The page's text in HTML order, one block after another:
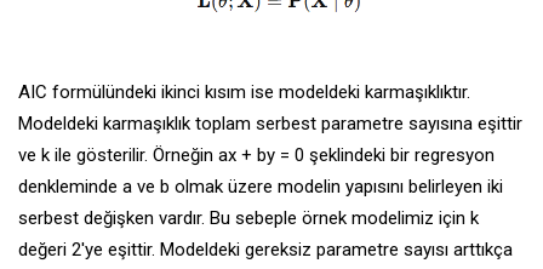
AIC formülündeki ikinci kısım ise modeldeki karmaşıklıktır.
Modeldeki karmaşıklık toplam serbest parametre sayısına eşittir
ve k ile gösterilir. Örneğin ax + by = 0 şeklindeki bir regresyon
denkleminde a ve b olmak üzere modelin yapısını belirleyen iki
serbest değişken vardır. Bu sebeple örnek modelimiz için k
değeri 2'ye eşittir. Modeldeki gereksiz parametre sayısı arttıkça